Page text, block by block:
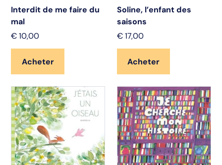
Interdit de me faire du
mal
€ 10,00
Acheter
Soline, l’enfant des
saisons
€ 17,00
Acheter